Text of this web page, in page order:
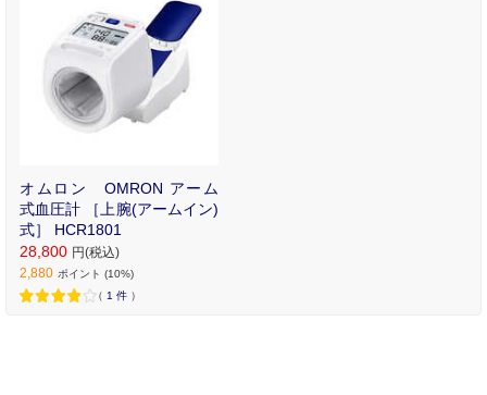
オムロン OMRON アーム
式血圧計 ［上腕(アームイン)
式］ HCR1801
28,800 円(税込)
2,880 ポイント (10%)
（ 1 件 ）